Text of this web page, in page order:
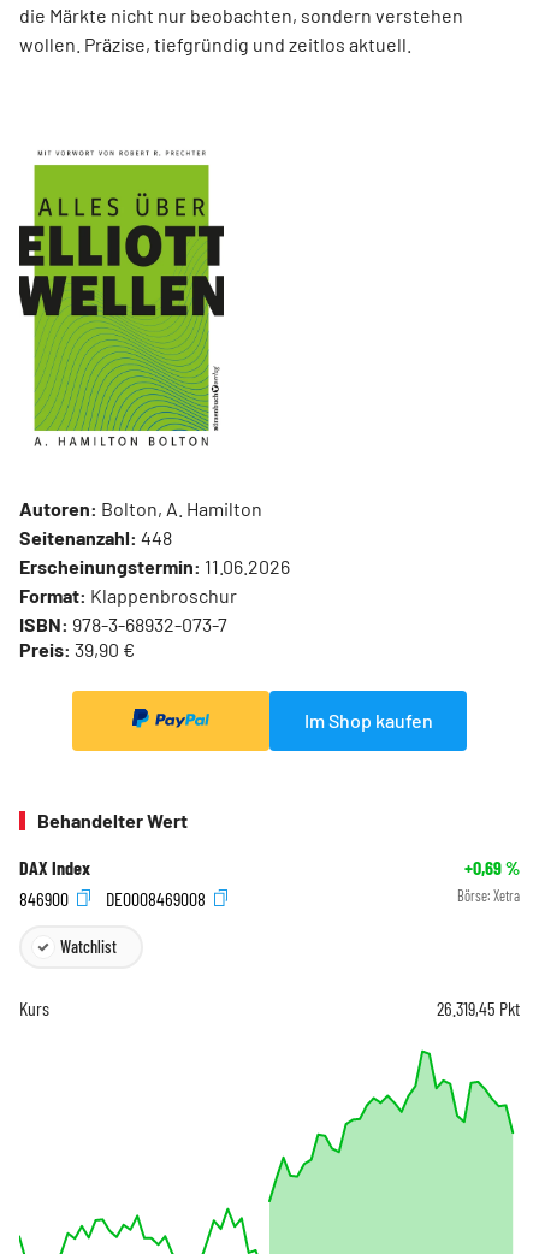
die Märkte nicht nur beobachten, sondern verstehen
wollen. Präzise, tiefgründig und zeitlos aktuell.
Autoren: Bolton, A. Hamilton
Seitenanzahl: 448
Erscheinungstermin: 11.06.2026
Format: Klappenbroschur
ISBN: 978-3-68932-073-7
Preis: 39,90 €
Im Shop kaufen
Behandelter Wert
DAX Index +0,69%
846900
DE0008469008 Börse: Xetra
Watchlist
Kurs 26.319,45 Pkt